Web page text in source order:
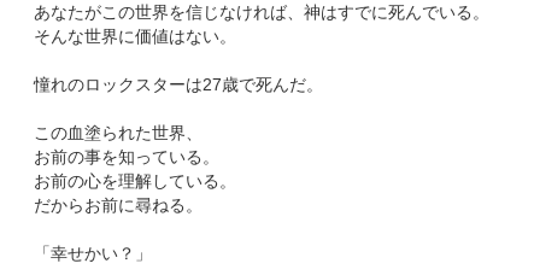
あなたがこの世界を信じなければ、神はすでに死んでいる。
そんな世界に価値はない。
憧れのロックスターは27歳で死んだ。
この血塗られた世界、
お前の事を知っている。
お前の心を理解している。
だからお前に尋ねる。
「幸せかい？」